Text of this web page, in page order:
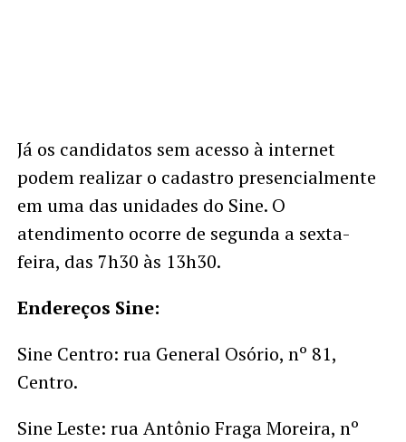
Já os candidatos sem acesso à internet
podem realizar o cadastro presencialmente
em uma das unidades do Sine. O
atendimento ocorre de segunda a sexta-
feira, das 7h30 às 13h30.
Endereços Sine:
Sine Centro: rua General Osório, nº 81,
Centro.
Sine Leste: rua Antônio Fraga Moreira, nº